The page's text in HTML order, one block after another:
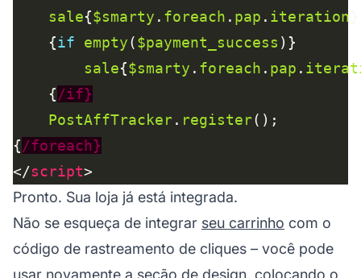
sale{$smarty . foreach . pap . iteration
    {
if empty($payment_success
sale{$smarty . foreach . pap .
    {
/if}
PostAffTracker. register
{/foreach}
</script
Pronto. Sua loja já está integrada.
Não se esqueça de integrar seu carrinho com o
código de rastreamento de cliques – você pode
usar novamente a seção de design, colocando o